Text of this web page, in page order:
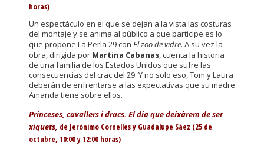
horas)
Un espectáculo en el que se dejan a la vista las costuras
del montaje y se anima al público a que participe es lo
que propone La Perla 29 con El zoo de vidre. A su vez la
obra, dirigida por Martina Cabanas, cuenta la historia
de una familia de los Estados Unidos que sufre las
consecuencias del crac del 29. Y no solo eso, Tom y Laura
deberán de enfrentarse a las expectativas que su madre
Amanda tiene sobre ellos.
Princeses, cavallers i dracs. El dia que deixàrem de ser
xiquets, de Jerónimo Cornelles y Guadalupe Sáez (25 de
octubre, 10:00 y 12:00 horas)